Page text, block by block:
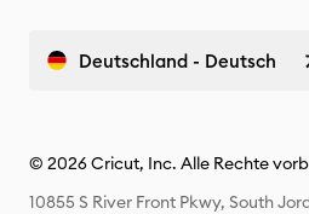
Deutschland - Deutsch
© 2026 Cricut, Inc. Alle Rechte
10855 S River Front Pkwy, South